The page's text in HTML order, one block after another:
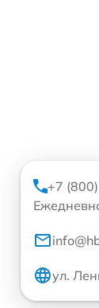
+7
ул.